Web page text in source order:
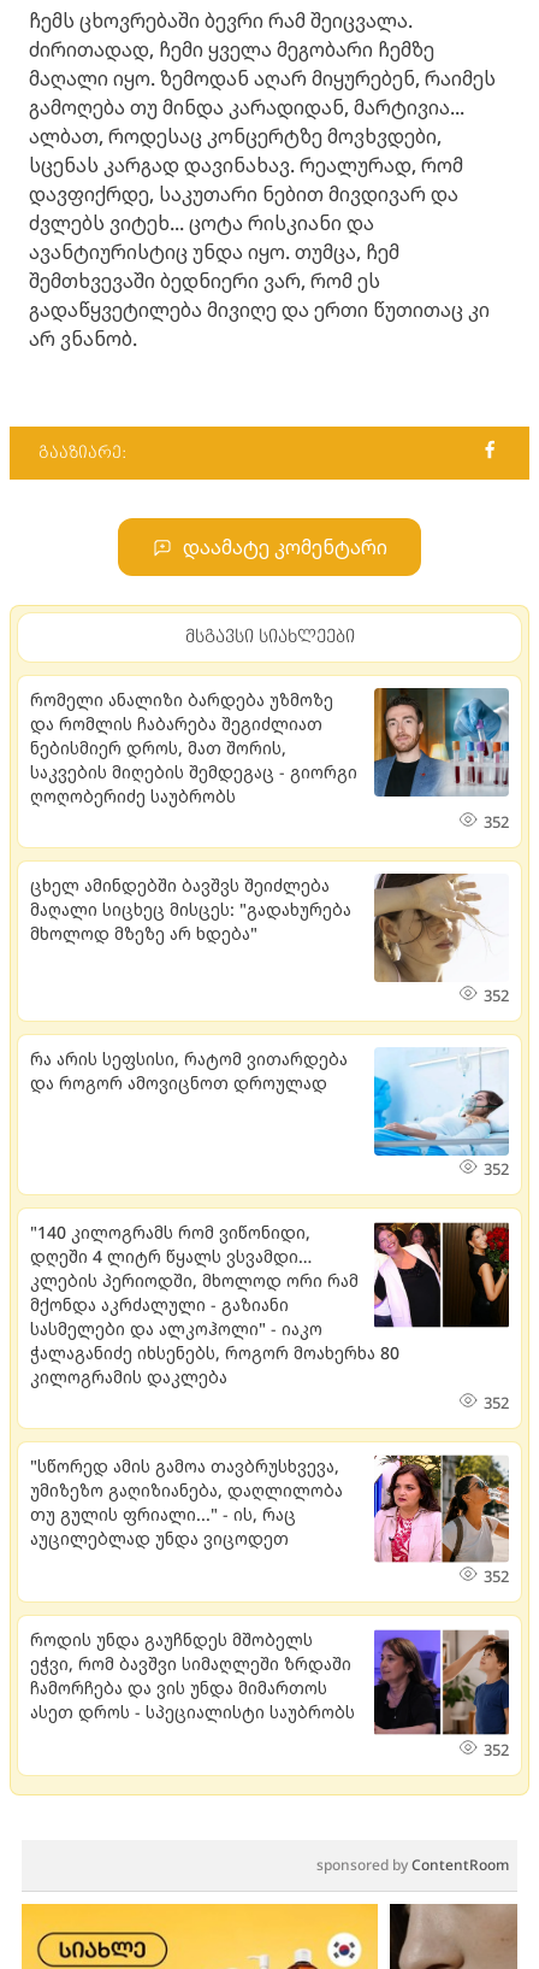
ჩემს ცხოვრებაში ბევრი რამ შეიცვალა.
ძირითადად, ჩემი ყველა მეგობარი ჩემზე
მაღალი იყო. ზემოდან აღარ მიყურებენ, რაიმეს
გამოღება თუ მინდა კარადიდან, მარტივია...
ალბათ, როდესაც კონცერტზე მოვხვდები,
სცენას კარგად დავინახავ. რეალურად, რომ
დავფიქრდე, საკუთარი ნებით მივდივარ და
ძვლებს ვიტეხ... ცოტა რისკიანი და
ავანტიურისტიც უნდა იყო. თუმცა, ჩემ
შემთხვევაში ბედნიერი ვარ, რომ ეს
გადაწყვეტილება მივიღე და ერთი წუთითაც კი
არ ვნანობ.
გააზიარე:
დაამატე კომენტარი
მსგავსი სიახლეები
რომელი ანალიზი ბარდება უზმოზე
და რომლის ჩაბარება შეგიძლიათ
ნებისმიერ დროს, მათ შორის,
საკვების მიღების შემდეგაც - გიორგი
ღოღობერიძე საუბრობს
352
ცხელ ამინდებში ბავშვს შეიძლება
მაღალი სიცხეც მისცეს: "გადახურება
მხოლოდ მზეზე არ ხდება"
352
რა არის სეფსისი, რატომ ვითარდება
და როგორ ამოვიცნოთ დროულად
352
"140 კილოგრამს რომ ვიწონიდი,
დღეში 4 ლიტრ წყალს ვსვამდი…
კლების პერიოდში, მხოლოდ ორი რამ
მქონდა აკრძალული - გაზიანი
სასმელები და ალკოჰოლი" - იაკო
ჭალაგანიძე იხსენებს, როგორ მოახერხა 80
კილოგრამის დაკლება
352
"სწორედ ამის გამოა თავბრუსხვევა,
უმიზეზო გაღიზიანება, დაღლილობა
თუ გულის ფრიალი..." - ის, რაც
აუცილებლად უნდა ვიცოდეთ
352
როდის უნდა გაუჩნდეს მშობელს
ეჭვი, რომ ბავშვი სიმაღლეში ზრდაში
ჩამორჩება და ვის უნდა მიმართოს
ასეთ დროს - სპეციალისტი საუბრობს
352
sponsored byContentRoom